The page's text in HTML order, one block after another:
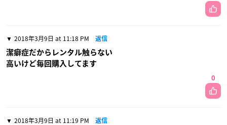
2018年3月9日 at 11:18 PM 返信
潔癖症だからレンタル触らない
高いけど毎回購入してます
0
2018年3月9日 at 11:19 PM 返信